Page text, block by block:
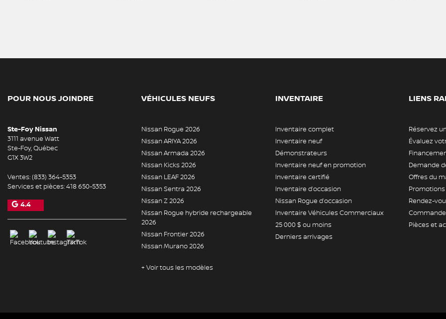
POUR NOUS JOINDRE
Ste-Foy Nissan
3111 avenue Watt
Ste-Foy,Québec
G1X 3W2
Ventes:(833) 364-5353
Services et pièces:418 650-5353
4.4
VÉHICULES NEUFS
Nissan Rogue 2026
Nissan ARIYA 2026
Nissan Armada 2026
Nissan Kicks 2026
Nissan LEAF 2026
Nissan Sentra 2026
Nissan Z 2026
Nissan Rogue hybride rechargeable
2026
Nissan Frontier 2026
Nissan Murano 2026
+ Voir tous les modèles
INVENTAIRE
Inventaire complet
Inventaire neuf
Démonstrateurs
Inventaire neuf en promotion
Inventaire certifié
Inventaire d’occasion
Nissan Rogue d’occasion
Inventaire Véhicules Commerciaux
25 000 $ ou moins
Derniers arrivages
LIENS
Réservez
Évaluez
Demande
Offres du
Rendez-
Pièces et